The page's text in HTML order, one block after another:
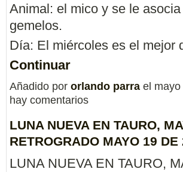
Animal: el mico y se le
gemelos.
Día: El miércoles es el mejor
Continuar
Añadido por orlando parra el
hay comentarios
LUNA NUEVA EN TAURO,
RETROGRADO MAYO 19 DE
LUNA NUEVA EN TAURO,